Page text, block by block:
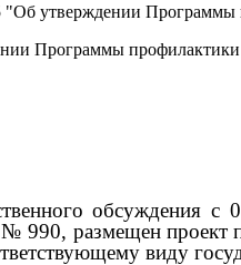
"Об утверждении Программы
Программы профилактики
обсуждения с
990, размещен проект
виду